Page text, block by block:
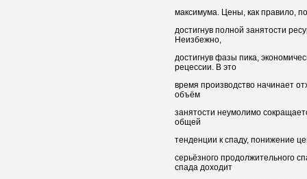
максимума. Цены, как правило,
достигнув полной занятости
Неизбежно,
достигнув фазы пика,
рецессии. В это
время производство начинает
объём
занятости неумолимо
общей
тенденции к спаду, понижение
серьёзного продолжительного
спада доходит